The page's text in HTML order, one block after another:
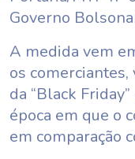
Governo
A medida vem
os
da “Black
época em que o
em comparação